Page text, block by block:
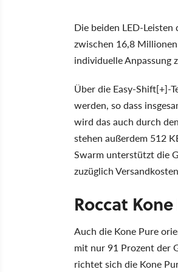
Die beiden LED-
zwischen 16,8
individuelle Anpassung
Über die Easy-Shift[+]-
werden, so dass
wird das auch durch
stehen außerdem 512
Swarm unterstützt die
zuzüglich
Roccat
Auch die Kone Pure
mit nur 91 Prozent der
richtet sich die Kone